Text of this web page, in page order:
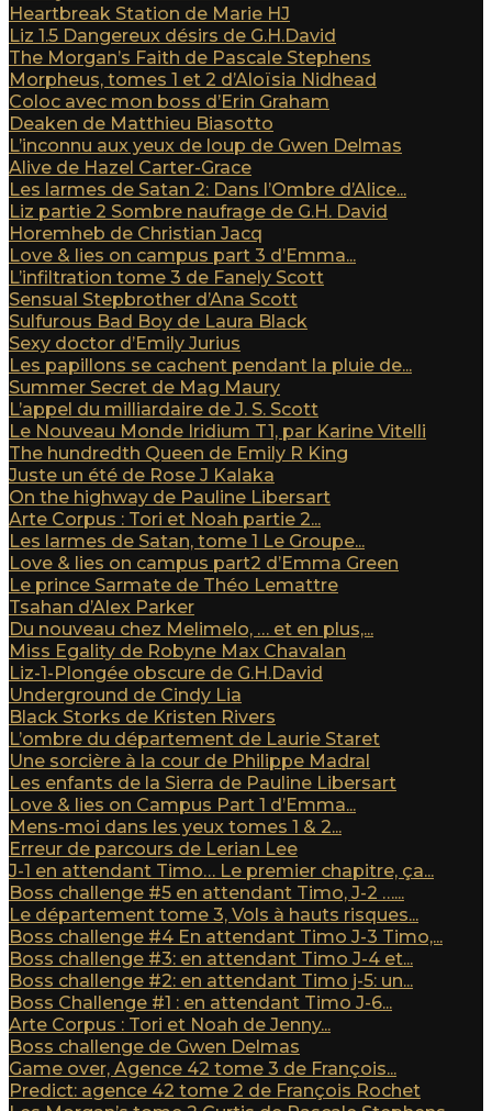
Heartbreak Station de Marie HJ
Liz 1.5 Dangereux désirs de G.H.David
The Morgan’s Faith de Pascale Stephens
Morpheus, tomes 1 et 2 d’Aloïsia Nidhead
Coloc avec mon boss d’Erin Graham
Deaken de Matthieu Biasotto
L’inconnu aux yeux de loup de Gwen Delmas
Alive de Hazel Carter-Grace
Les larmes de Satan 2: Dans l’Ombre d’Alice...
Liz partie 2 Sombre naufrage de G.H. David
Horemheb de Christian Jacq
Love & lies on campus part 3 d’Emma...
L’infiltration tome 3 de Fanely Scott
Sensual Stepbrother d’Ana Scott
Sulfurous Bad Boy de Laura Black
Sexy doctor d’Emily Jurius
Les papillons se cachent pendant la pluie de...
Summer Secret de Mag Maury
L’appel du milliardaire de J. S. Scott
Le Nouveau Monde Iridium T1, par Karine Vitelli
The hundredth Queen de Emily R King
Juste un été de Rose J Kalaka
On the highway de Pauline Libersart
Arte Corpus : Tori et Noah partie 2...
Les larmes de Satan, tome 1 Le Groupe...
Love & lies on campus part2 d’Emma Green
Le prince Sarmate de Théo Lemattre
Tsahan d’Alex Parker
Du nouveau chez Melimelo, … et en plus,...
Miss Egality de Robyne Max Chavalan
Liz-1-Plongée obscure de G.H.David
Underground de Cindy Lia
Black Storks de Kristen Rivers
L’ombre du département de Laurie Staret
Une sorcière à la cour de Philippe Madral
Les enfants de la Sierra de Pauline Libersart
Love & lies on Campus Part 1 d’Emma...
Mens-moi dans les yeux tomes 1 & 2...
Erreur de parcours de Lerian Lee
J-1 en attendant Timo… Le premier chapitre, ça...
Boss challenge #5 en attendant Timo, J-2 …...
Le département tome 3, Vols à hauts risques...
Boss challenge #4 En attendant Timo J-3 Timo,...
Boss challenge #3: en attendant Timo J-4 et...
Boss challenge #2: en attendant Timo j-5: un...
Boss Challenge #1 : en attendant Timo J-6...
Arte Corpus : Tori et Noah de Jenny...
Boss challenge de Gwen Delmas
Game over, Agence 42 tome 3 de François...
Predict: agence 42 tome 2 de François Rochet